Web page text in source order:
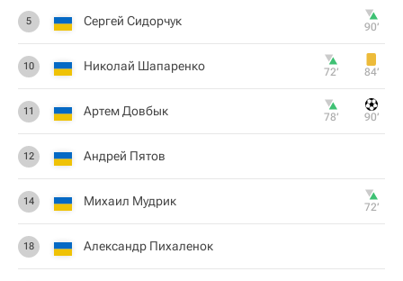
5 Сергей Сидорчук 90‎’‎
10 Николай Шапаренко 72‎’‎ 84‎’‎
11 Артем Довбык 78‎’‎ 90‎’‎
12 Андрей Пятов
14 Михаил Мудрик 72‎’‎
18 Александр Пихаленок